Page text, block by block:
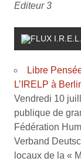
Editeur 3
Libre
L’IRELP à
Vendredi 10
publique de
Fédération
Verband
locaux de la «